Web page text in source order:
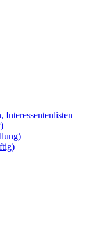
Interessentenlisten